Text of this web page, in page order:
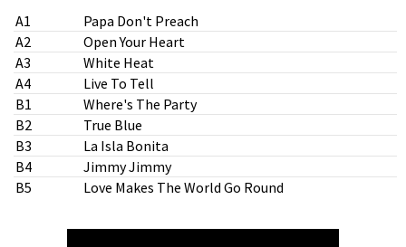
A1
Papa Don't Preach
A2
Open Your Heart
A3
White Heat
A4
Live To Tell
B1
Where's The Party
B2
True Blue
B3
La Isla Bonita
B4
Jimmy Jimmy
B5
Love Makes The World Go Round